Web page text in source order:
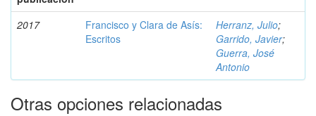
2017
Francisco y Clara de Asís:
Escritos
Herranz, Julio;
Garrido, Javier;
Guerra, José
Antonio
Otras opciones relacionadas